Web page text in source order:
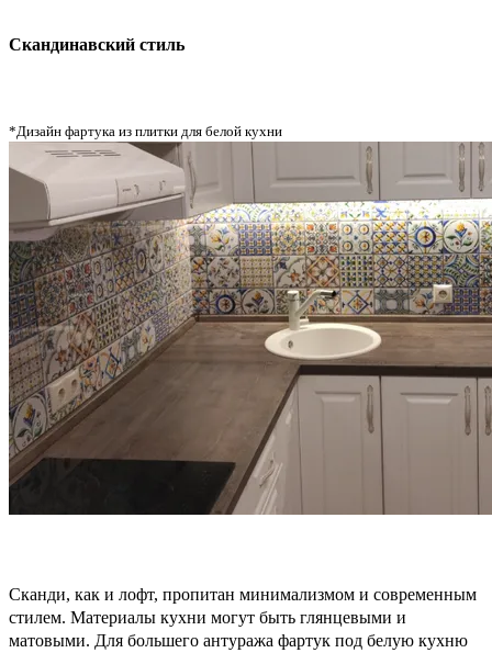
Скандинавский стиль
*Дизайн фартука из плитки для белой кухни
Сканди, как и лофт, пропитан минимализмом и современным
стилем. Материалы кухни могут быть глянцевыми и
матовыми. Для большего антуража фартук под белую кухню